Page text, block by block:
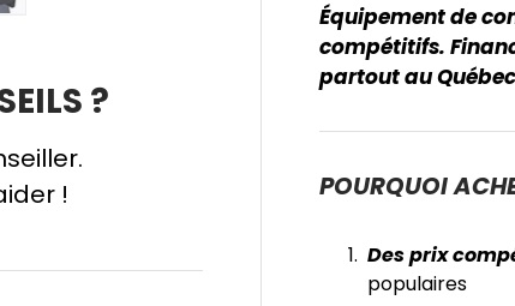
l’image 5 dans la vue de galerieÉquipement de
compétitifs.
partout au
POURQUOI
Des prix
populaires
?
!